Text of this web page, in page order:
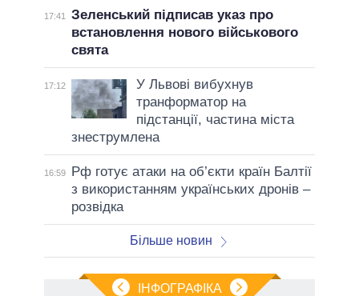
17:41
Зеленський підписав указ про
встановлення нового військового
свята
17:12
У Львові вибухнув
транформатор на
підстанції, частина міста
знеструмлена
16:59
Рф готує атаки на об’єкти країн Балтії
з використанням українських дронів –
розвідка
Більше новин
ІНФОГРАФІКА